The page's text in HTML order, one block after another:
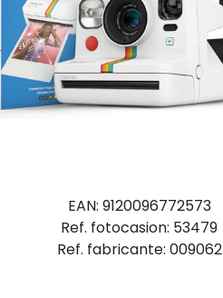
EAN: 9120096772573
Ref. fotocasion: 53479
Ref. fabricante: 009062